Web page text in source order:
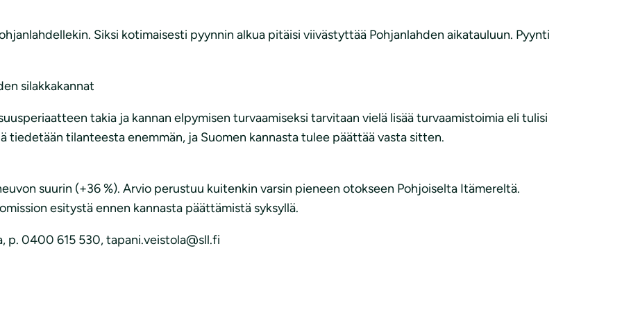
Siksi kotimaisesti pyynnin alkua pitäisi viivästyttää Pohjanlahden aikatauluun. Pyynti
silakkakannat
takia ja kannan elpymisen turvaamiseksi tarvitaan vielä lisää turvaamistoimia eli tulisi
tiedetään tilanteesta enemmän, ja Suomen kannasta tulee päättää vasta sitten.
suurin (+36 %). Arvio perustuu kuitenkin varsin pieneen otokseen Pohjoiselta Itämereltä.
esitystä ennen kannasta päättämistä syksyllä.
p. 0400 615 530, tapani.veistola@sll.fi